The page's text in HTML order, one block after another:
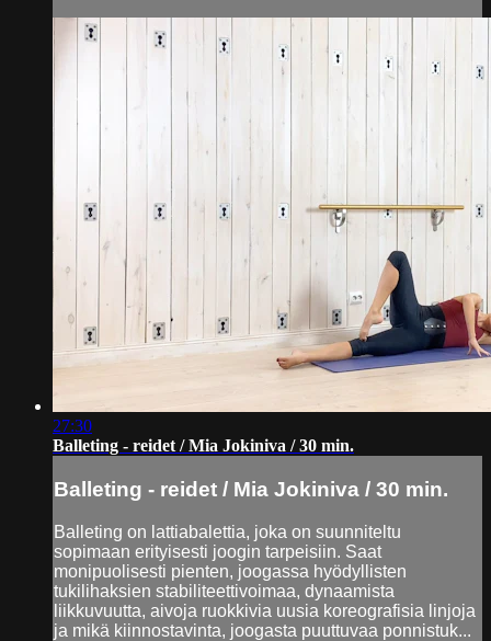
27:30
Balleting - reidet / Mia Jokiniva / 30 min.
Balleting - reidet / Mia Jokiniva / 30 min.
Balleting on lattiabalettia, joka on suunniteltu
sopimaan erityisesti joogin tarpeisiin. Saat
monipuolisesti pienten, joogassa hyödyllisten
tukilihaksien stabiliteettivoimaa, dynaamista
liikkuvuutta, aivoja ruokkivia uusia koreografisia linjoja
ja mikä kiinnostavinta, joogasta puuttuvaa ponnistuk...